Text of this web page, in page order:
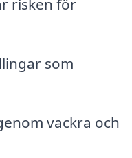
risken för
som
vackra och